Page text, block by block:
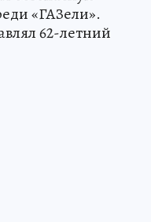
«ГАЗели».
62-летний